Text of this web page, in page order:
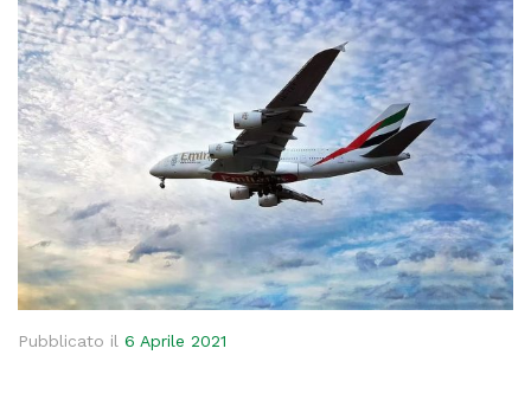
Pubblicato il 6 Aprile 2021